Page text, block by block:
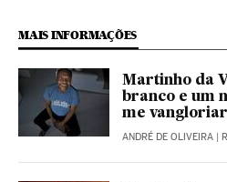
MAIS INFORMAÇÕES
Martinho da
branco e um
me
ANDRÉ DE OLIVEIRA |